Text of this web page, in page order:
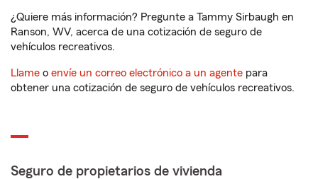
¿Quiere más información? Pregunte a Tammy Sirbaugh en
Ranson, WV, acerca de una cotización de seguro de
vehículos recreativos.
Llame o envíe un correo electrónico a un agente para
obtener una cotización de seguro de vehículos recreativos.
Seguro de propietarios de vivienda